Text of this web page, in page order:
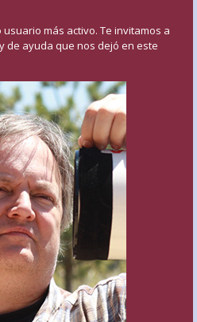
más activo. Te invitamos a
de ayuda que nos dejó en este